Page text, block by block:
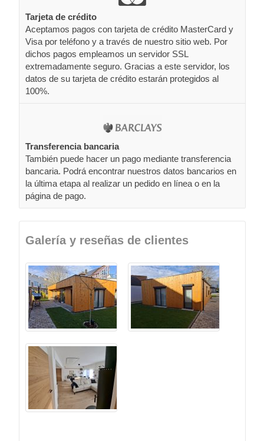
Tarjeta de crédito
Aceptamos pagos con tarjeta de crédito MasterCard y
Visa por teléfono y a través de nuestro sitio web. Por
dichos pagos empleamos un servidor SSL
extremadamente seguro. Gracias a este servidor, los
datos de su tarjeta de crédito estarán protegidos al
100%.
Transferencia bancaria
También puede hacer un pago mediante transferencia
bancaria. Podrá encontrar nuestros datos bancarios en
la última etapa al realizar un pedido en línea o en la
página de pago.
Galería y reseñas de clientes